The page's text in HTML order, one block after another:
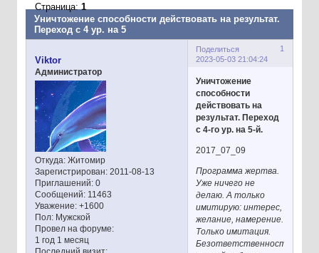
Уничтожение способности действовать на результат.
Переход с 4 ур. на 5
Страница:1
Поделиться
1
2023-05-03 21:04:24
Viktor
Администратор
Откуда:Житомир
Зарегистрирован: 2011-08-13
Приглашений:0
Сообщений:11463
Уважение: +1600
Пол:Мужской
Провел на форуме:
1 год 1 месяц
Уничтожение
способности
действовать на
результат. Переход
с 4-го ур. на 5-й.
2017_07_09
Программа жертва.
Уже ничего не
делаю. А только
имитирую: интерес,
желание, намерение.
Только имитация.
Безответственность